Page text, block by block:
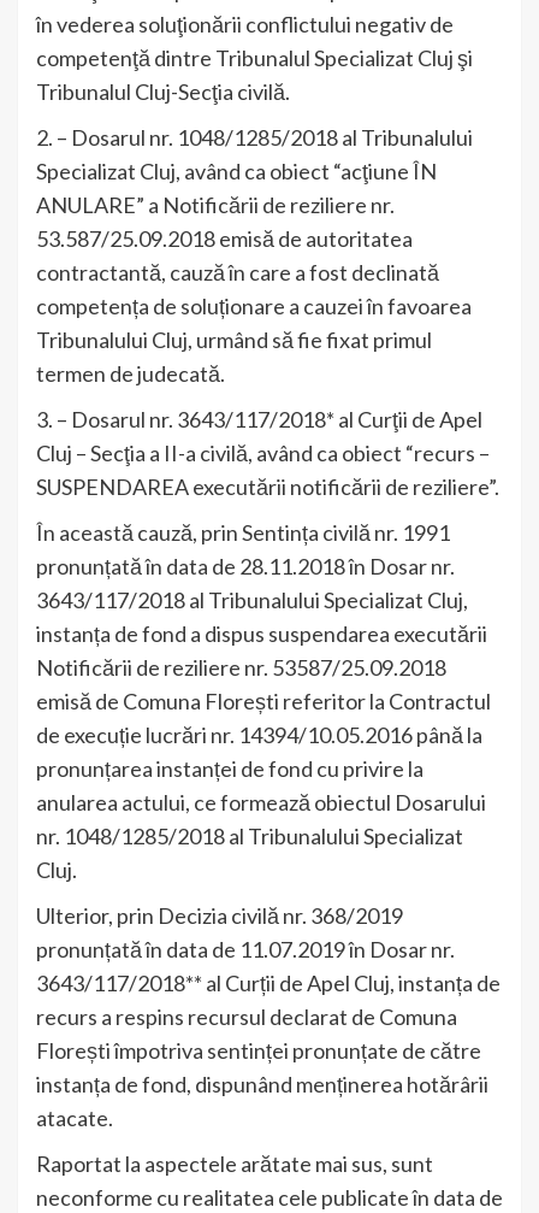
în vederea soluţionării conflictului negativ de
competenţă dintre Tribunalul Specializat Cluj şi
Tribunalul Cluj-Secţia civilă.
2. – Dosarul nr. 1048/1285/2018 al Tribunalului
Specializat Cluj, având ca obiect “acţiune ÎN
ANULARE” a Notificării de reziliere nr.
53.587/25.09.2018 emisă de autoritatea
contractantă, cauză în care a fost declinată
competența de soluționare a cauzei în favoarea
Tribunalului Cluj, urmând să fie fixat primul
termen de judecată.
3. – Dosarul nr. 3643/117/2018* al Curţii de Apel
Cluj – Secţia a II-a civilă, având ca obiect “recurs –
SUSPENDAREA executării notificării de reziliere”.
În această cauză, prin Sentința civilă nr. 1991
pronunțată în data de 28.11.2018 în Dosar nr.
3643/117/2018 al Tribunalului Specializat Cluj,
instanța de fond a dispus suspendarea executării
Notificării de reziliere nr. 53587/25.09.2018
emisă de Comuna Florești referitor la Contractul
de execuție lucrări nr. 14394/10.05.2016 până la
pronunțarea instanței de fond cu privire la
anularea actului, ce formează obiectul Dosarului
nr. 1048/1285/2018 al Tribunalului Specializat
Cluj.
Ulterior, prin Decizia civilă nr. 368/2019
pronunțată în data de 11.07.2019 în Dosar nr.
3643/117/2018** al Curții de Apel Cluj, instanța de
recurs a respins recursul declarat de Comuna
Florești împotriva sentinței pronunțate de către
instanța de fond, dispunând menținerea hotărârii
atacate.
Raportat la aspectele arătate mai sus, sunt
neconforme cu realitatea cele publicate în data de